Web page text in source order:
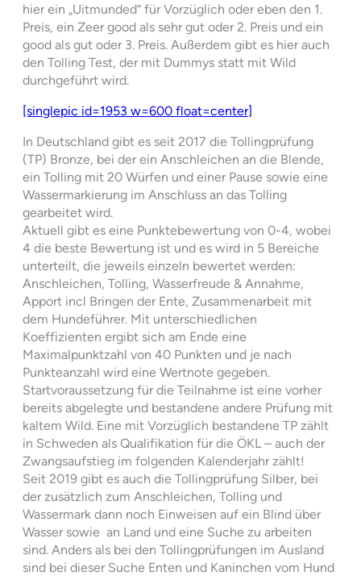
hier ein „Uitmunded“ für Vorzüglich oder eben den 1.
Preis, ein Zeer good als sehr gut oder 2. Preis und ein
good als gut oder 3. Preis. Außerdem gibt es hier auch
den Tolling Test, der mit Dummys statt mit Wild
durchgeführt wird.
[singlepic id=1953 w=600 float=center]
In Deutschland gibt es seit 2017 die Tollingprüfung
(TP) Bronze, bei der ein Anschleichen an die Blende,
ein Tolling mit 20 Würfen und einer Pause sowie eine
Wassermarkierung im Anschluss an das Tolling
gearbeitet wird.
Aktuell gibt es eine Punktebewertung von 0-4, wobei
4 die beste Bewertung ist und es wird in 5 Bereiche
unterteilt, die jeweils einzeln bewertet werden:
Anschleichen, Tolling, Wasserfreude & Annahme,
Apport incl Bringen der Ente, Zusammenarbeit mit
dem Hundeführer. Mit unterschiedlichen
Koeffizienten ergibt sich am Ende eine
Maximalpunktzahl von 40 Punkten und je nach
Punkteanzahl wird eine Wertnote gegeben.
Startvoraussetzung für die Teilnahme ist eine vorher
bereits abgelegte und bestandene andere Prüfung mit
kaltem Wild. Eine mit Vorzüglich bestandene TP zählt
in Schweden als Qualifikation für die ÖKL – auch der
Zwangsaufstieg im folgenden Kalenderjahr zählt!
Seit 2019 gibt es auch die Tollingprüfung Silber, bei
der zusätzlich zum Anschleichen, Tolling und
Wassermark dann noch Einweisen auf ein Blind über
Wasser sowie an Land und eine Suche zu arbeiten
sind. Anders als bei den Tollingprüfungen im Ausland
sind bei dieser Suche Enten und Kaninchen vom Hund